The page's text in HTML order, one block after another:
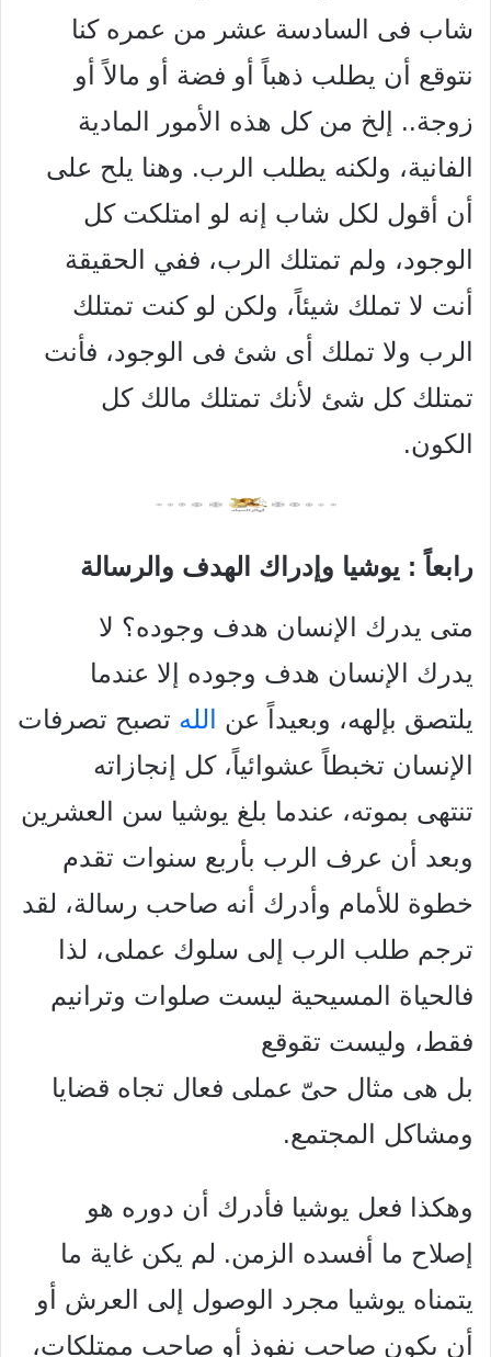
شاب فى السادسة عشر من عمره كنا
نتوقع أن يطلب ذهباً أو فضة أو مالاً أو
زوجة.. إلخ من كل هذه الأمور المادية
الفانية، ولكنه يطلب الرب. وهنا يلح على
أن أقول لكل شاب إنه لو امتلكت كل
الوجود، ولم تمتلك الرب، ففي الحقيقة
أنت لا تملك شيئاً، ولكن لو كنت تمتلك
الرب ولا تملك أى شئ فى الوجود، فأنت
تمتلك كل شئ لأنك تمتلك مالك كل
الكون.
رابعاً : يوشيا وإدراك الهدف والرسالة
متى يدرك الإنسان هدف وجوده؟ لا
يدرك الإنسان هدف وجوده إلا عندما
يلتصق بإلهه، وبعيداً عن
الله تصبح تصرفات
الإنسان تخبطاً عشوائياً، كل إنجازاته
تنتهى بموته، عندما بلغ يوشيا سن العشرين
وبعد أن عرف الرب بأربع سنوات تقدم
خطوة للأمام وأدرك أنه صاحب رسالة، لقد
ترجم طلب الرب إلى سلوك عملى، لذا
فالحياة المسيحية ليست صلوات وترانيم
فقط، وليست تقوقع
بل هى مثال حىّ عملى فعال تجاه قضايا
ومشاكل المجتمع.
وهكذا فعل يوشيا فأدرك أن دوره هو
إصلاح ما أفسده الزمن. لم يكن غاية ما
يتمناه يوشيا مجرد الوصول إلى العرش أو
أن يكون صاحب نفوذ أو صاحب ممتلكات،